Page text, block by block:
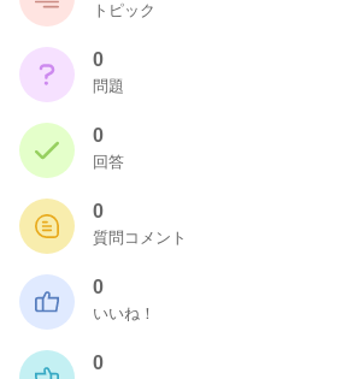
トピック
0
問題
0
回答
0
質問コメント
0
いいね！
0